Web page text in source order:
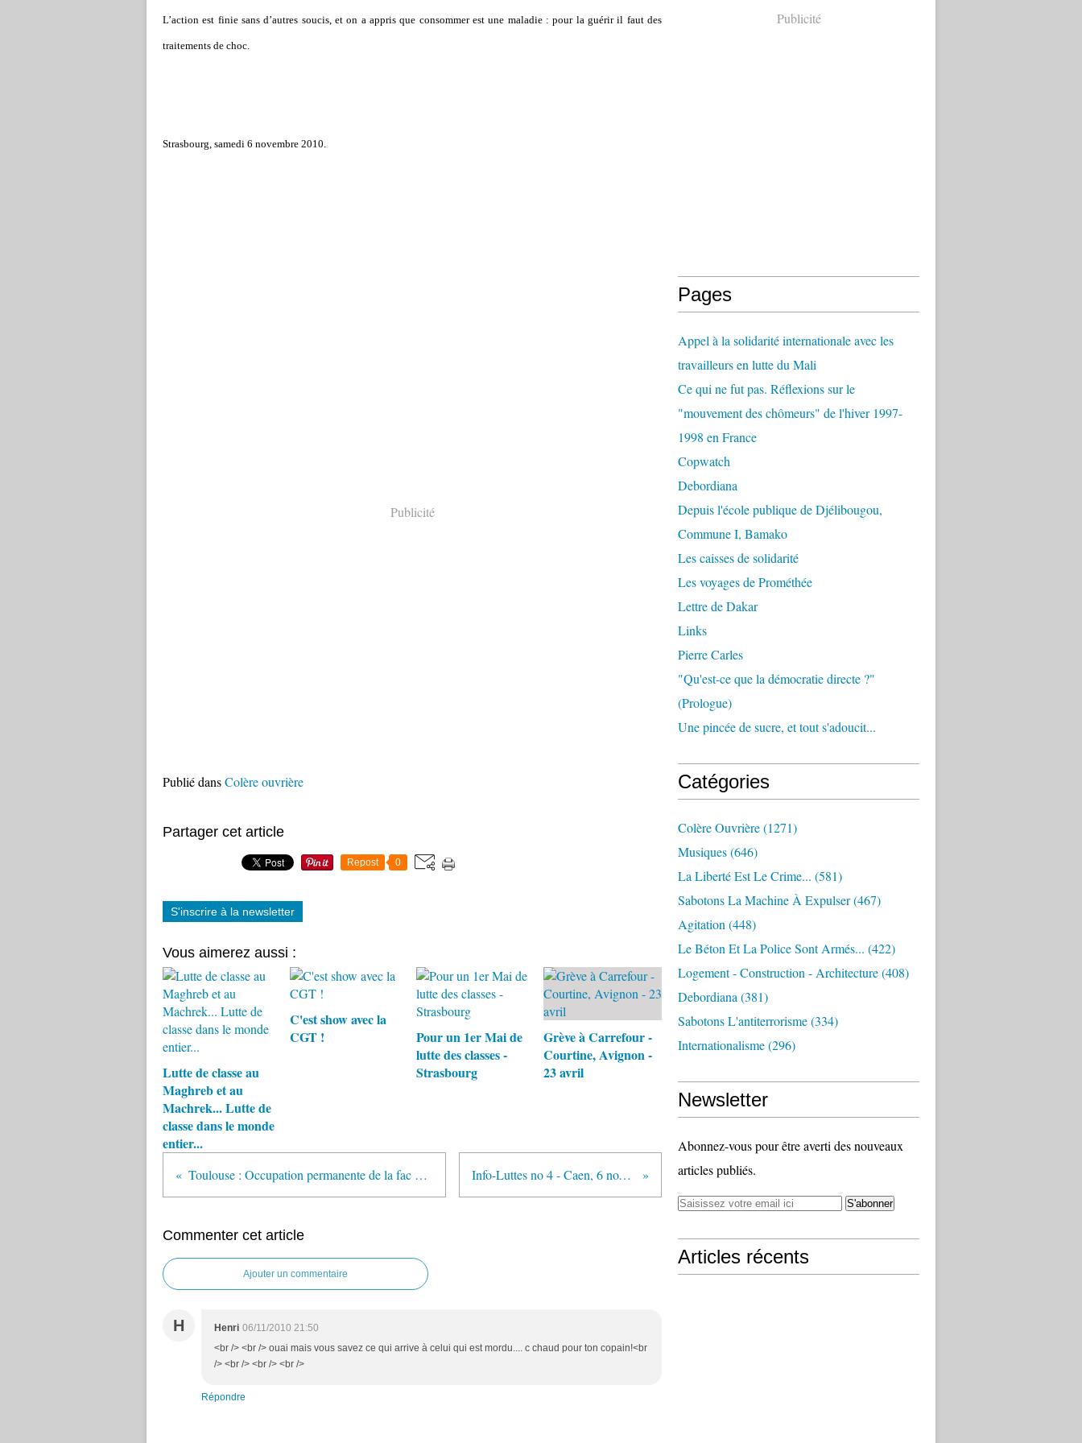
L’action est finie sans d’autres soucis, et on a appris que consommer est une maladie : pour la guérir il faut des
traitements de choc.
Strasbourg, samedi 6 novembre 2010.
Publicité
Publié dansColère ouvrière
Partager cet article
Repost 0
S'inscrire à la newsletter
Vous aimerez aussi :
Lutte de classe au
Maghreb et au
Machrek... Lutte de
classe dans le monde
entier...
C'est show avec la
CGT !
Pour un 1er Mai de
lutte des classes -
Strasbourg
Grève à Carrefour -
Courtine, Avignon -
23 avril
Toulouse : Occupation permanente de la fac du Mirail Info-Luttes no 4 - Caen, 6 novembre
Commenter cet article
Ajouter un commentaire
H Henri 06/11/2010 21:50
<br /> <br /> ouai mais vous savez ce qui arrive à celui qui est mordu.... c chaud pour ton copain!<br
/> <br /> <br /> <br />
Répondre
Publicité
Pages
Appel à la solidarité internationale avec les
travailleurs en lutte du Mali
Ce qui ne fut pas. Réflexions sur le
"mouvement des chômeurs" de l'hiver 1997-
1998 en France
Copwatch
Debordiana
Depuis l'école publique de Djélibougou,
Commune I, Bamako
Les caisses de solidarité
Les voyages de Prométhée
Lettre de Dakar
Links
Pierre Carles
"Qu'est-ce que la démocratie directe ?"
(Prologue)
Une pincée de sucre, et tout s'adoucit...
Catégories
Colère Ouvrière(1271)
Musiques(646)
La Liberté Est Le Crime... (581)
Sabotons La Machine À Expulser(467)
Agitation (448)
Le Béton Et La Police Sont Armés... (422)
Logement - Construction - Architecture(408)
Debordiana (381)
Sabotons L'antiterrorisme(334)
Internationalisme(296)
Newsletter
Abonnez-vous pour être averti des nouveaux
articles publiés.
Articles récents